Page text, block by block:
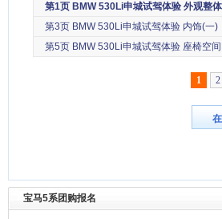
第1页 BMW 530Li申城试驾体验 外观整体
第3页 BMW 530Li申城试驾体验 内饰(一)
第5页 BMW 530Li申城试驾体验 座椅空间
1 2
宝马5系团购报名